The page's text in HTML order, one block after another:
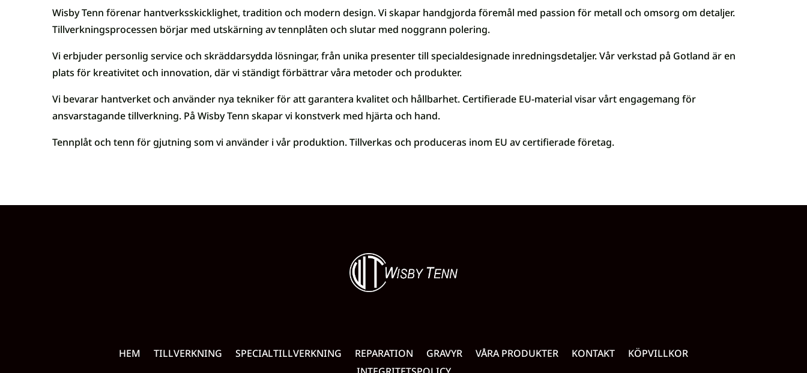
Wisby Tenn förenar hantverksskicklighet, tradition och modern design. Vi skapar handgjorda föremål med passion för metall och omsorg om detaljer.
Tillverkningsprocessen börjar med utskärning av tennplåten och slutar med noggrann polering.
Vi erbjuder personlig service och skräddarsydda lösningar, från unika presenter till specialdesignade inredningsdetaljer. Vår verkstad på Gotland är en
plats för kreativitet och innovation, där vi ständigt förbättrar våra metoder och produkter.
Vi bevarar hantverket och använder nya tekniker för att garantera kvalitet och hållbarhet. Certifierade EU-material visar vårt engagemang för
ansvarstagande tillverkning. På Wisby Tenn skapar vi konstverk med hjärta och hand.
Tennplåt och tenn för gjutning som vi använder i vår produktion. Tillverkas och produceras inom EU av certifierade företag.
HEM TILLVERKNING SPECIALTILLVERKNING REPARATION GRAVYR VÅRA PRODUKTER KONTAKT
KÖPVILLKOR